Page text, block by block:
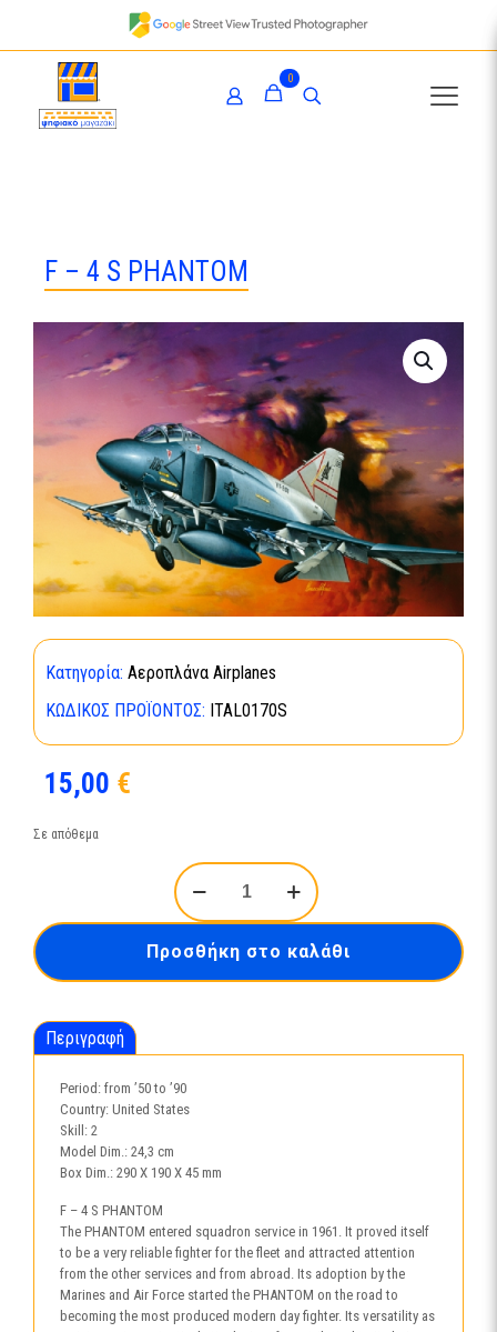
0
F – 4 S PHANTOM
Κατηγορία: Αεροπλάνα Airplanes
ΚΩΔΙΚΌΣ ΠΡΟΪΌΝΤΟΣ: ITAL0170S
15,00 €
Σε απόθεμα
F
-
4
PHANTOM
ποσότητα
Προσθήκη στο καλάθι
Περιγραφή
Period: from ’50 to ’90
Country: United States
Skill: 2
Model Dim.: 24,3 cm
Box Dim.: 290 X 190 X 45 mm
F – 4 S PHANTOM
The PHANTOM entered squadron service in 1961. It proved itself
to be a very reliable fighter for the fleet and attracted attention
from the other services and from abroad. Its adoption by the
Marines and Air Force started the PHANTOM on the road to
becoming the most produced modern day fighter. Its versatility as